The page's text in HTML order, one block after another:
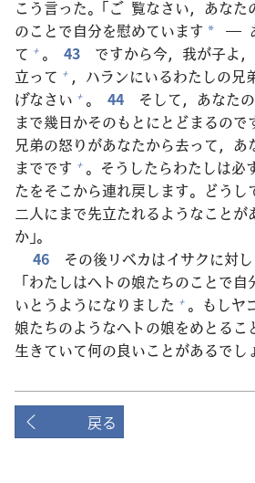
こう言った。「ご 覧なさい，あなた
のことで自分を慰めています * ―
て + 。 43 ですから今， 我が子よ
立って + ，ハランにいるわたしの兄
げなさい + 。 44 そして，あなたの
まで幾日かそのもとにとどまるので
兄弟の怒りがあなたから去って，あ
までです + 。そうしたらわたしは必
たをそこから連れ戻します。どうし
二人にまで先立たれるようなことが
か」。
46
その後リベカはイサクに対
「わたしはヘトの娘たちのことで自
いとうようになりました + 。もしヤ
娘たちのようなヘトの娘をめとるこ
生きていて何の良いことがあるでし
戻る